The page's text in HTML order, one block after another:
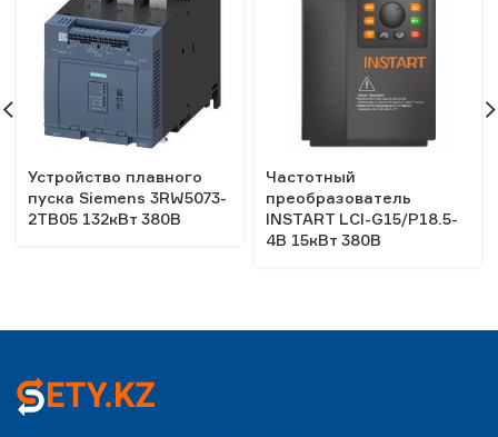
Устройство плавного
пуска Siemens 3RW5073-
2TB05 132кВт 380В
Частотный
преобразователь
INSTART LCI-G15/Р18.5-
4B 15кВт 380В